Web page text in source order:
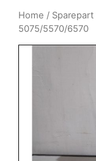
Home / Sparepart
5075/5570/6570